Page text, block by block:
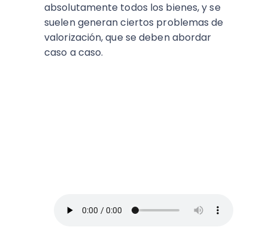
absolutamente todos los bienes, y se
suelen generan ciertos problemas de
valorización, que se deben abordar
caso a caso.